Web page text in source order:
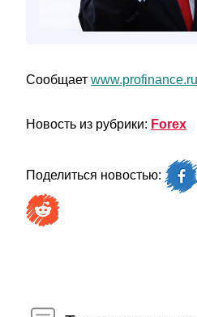
Сообщает www.profinance.ru
Новость из рубрики: Forex
Поделиться новостью: